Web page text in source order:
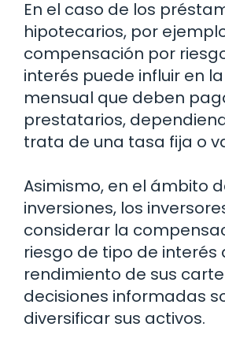
En el caso de los
hipotecarios, por
compensación por
interés puede influir en
mensual que deben
prestatarios,
trata de una tasa fija o
Asimismo, en el ámbito
inversiones, los
considerar la
riesgo de tipo de interés
rendimiento de sus
decisiones informadas
diversificar sus activos.